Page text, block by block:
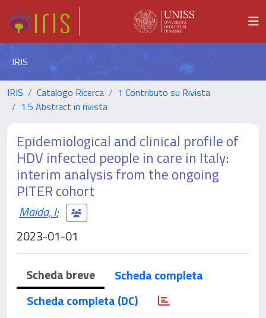
IRIS
IRIS Catalogo Ricerca
1 Contributo su Rivista
1.5 Abstract in rivista
Epidemiological and clinical profile of
HDV infected people in care in Italy:
interim analysis from the ongoing
PITER cohort
Maida, I;
2023-01-01
Scheda breve
Scheda completa
Scheda completa (DC)